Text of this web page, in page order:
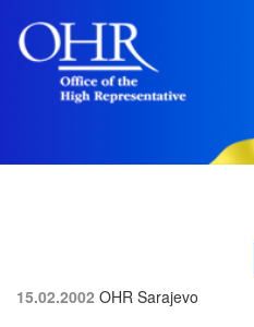
15.02.2002 OHR Sarajevo